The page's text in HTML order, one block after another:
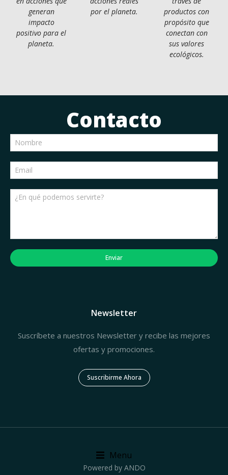
generan
impacto
positivo para el
planeta.
por el planeta.
productos con
propósito que
conectan con
sus valores
ecológicos.
Contacto
Enviar
Newsletter
Suscríbete a nuestros Newsletter y recibe las mejores
ofertas y promociones.
Suscribirme Ahora
Menu
Powered by ANDO